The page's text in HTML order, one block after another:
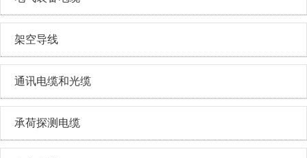
架空导线
通讯电缆和光缆
承荷探测电缆